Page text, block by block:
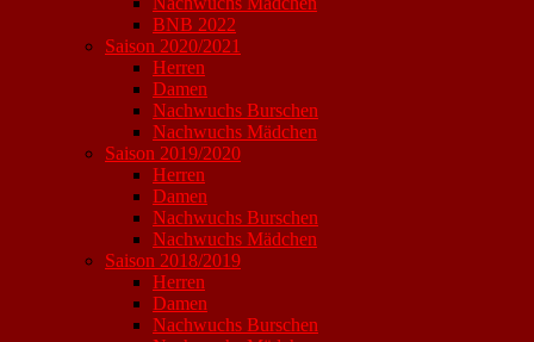
BNB 2022
Saison 2020/2021
Herren
Damen
Nachwuchs Burschen
Nachwuchs Mädchen
Saison 2019/2020
Herren
Damen
Nachwuchs Burschen
Nachwuchs Mädchen
Saison 2018/2019
Herren
Damen
Nachwuchs Burschen